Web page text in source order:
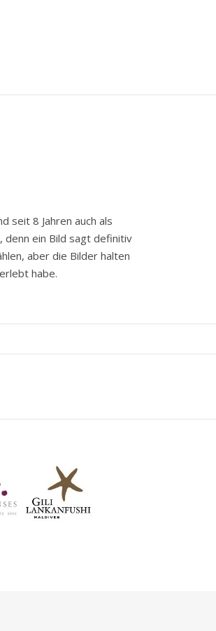
seit 8 Jahren auch als
denn ein Bild sagt definitiv
aber die Bilder halten
habe.